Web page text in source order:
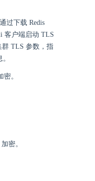
过下载 Redis
客户端启动 TLS
群 TLS 参数，指
。
密。